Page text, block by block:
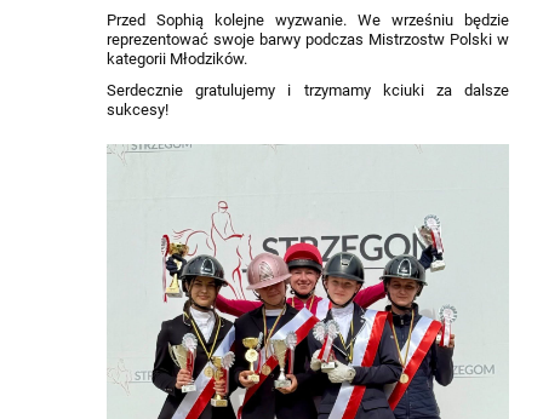
Przed Sophią kolejne wyzwanie. We wrześniu będzie
reprezentować swoje barwy podczas Mistrzostw Polski w
kategorii Młodzików.
Serdecznie gratulujemy i trzymamy kciuki za dalsze
sukcesy!